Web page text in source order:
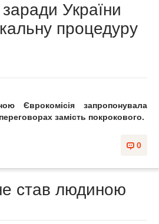
України
процедуру
Єврокомісія запропонувала
замість покрокового.
0
став людиною